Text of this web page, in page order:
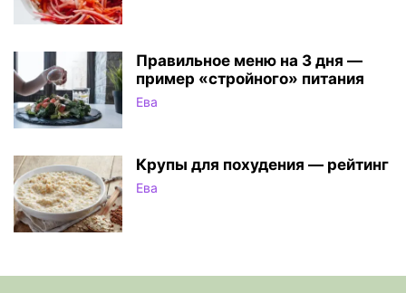
Правильное меню на 3 дня —
пример «стройного» питания
Ева
Крупы для похудения — рейтинг
Ева